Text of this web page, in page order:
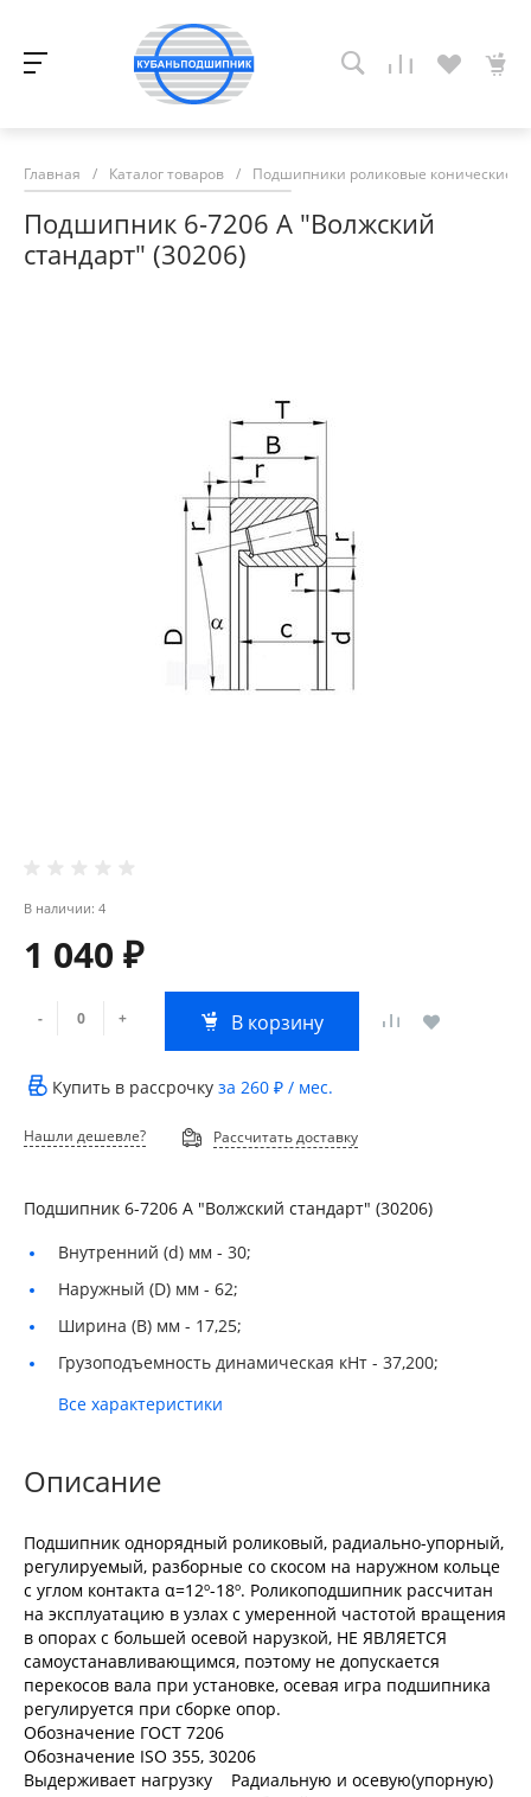
Главная / Каталог товаров / Подшипники роликовые конические
Подшипник 6-7206 А "Волжский
стандарт" (30206)
В наличии: 4
1 040 ₽
- + В корзину
Купить в рассрочку за 260 ₽ / мес.
Нашли дешевле? Рассчитать доставку
Подшипник 6-7206 А "Волжский стандарт" (30206)
Внутренний (d) мм - 30;
Наружный (D) мм - 62;
Ширина (B) мм - 17,25;
Грузоподъемность динамическая кНт - 37,200;
Все характеристики
Описание
Подшипник однорядный роликовый, радиально-упорный,
регулируемый, разборные со скосом на наружном кольце
с углом контакта α=12º-18º. Роликоподшипник рассчитан
на эксплуатацию в узлах с умеренной частотой вращения
в опорах с большей осевой нарузкой, НЕ ЯВЛЯЕТСЯ
самоустанавливающимся, поэтому не допускается
перекосов вала при установке, осевая игра подшипника
регулируется при сборке опор.
Обозначение ГОСТ 7206
Обозначение ISO 355, 30206
Выдерживает нагрузку Радиальную и осевую(упорную)